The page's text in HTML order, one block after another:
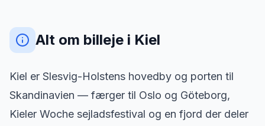
Alt om billeje i Kiel
Kiel er Slesvig-Holstens hovedby og porten til
Skandinavien — færger til Oslo og Göteborg,
Kieler Woche sejladsfestival og en fjord der deler